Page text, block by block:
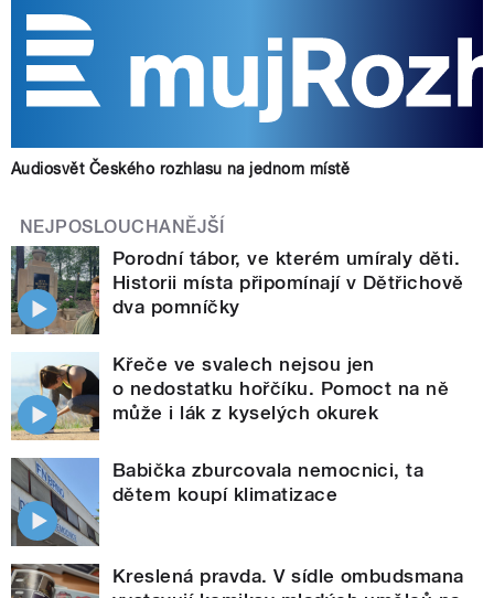
Audiosvět Českého rozhlasu na jednom místě
NEJPOSLOUCHANĚJŠÍ
Porodní tábor, ve kterém umíraly děti.
Historii místa připomínají v Dětřichově
dva pomníčky
Křeče ve svalech nejsou jen
o nedostatku hořčíku. Pomoct na ně
může i lák z kyselých okurek
Babička zburcovala nemocnici, ta
dětem koupí klimatizace
Kreslená pravda. V sídle ombudsmana